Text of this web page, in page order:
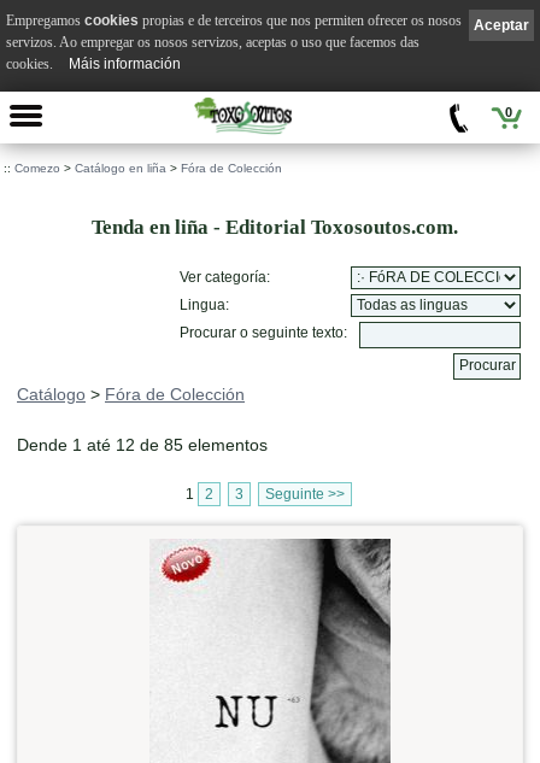
0
:: Comezo > Catálogo en liña > Fóra de Colección
Tenda en liña - Editorial Toxosoutos.com.
Ver categoría:
Lingua:
Procurar o seguinte texto:
Catálogo > Fóra de Colección
Dende 1 até 12 de 85 elementos
1 2 3 Seguinte >>
Aceptar
Empregamos cookies propias e de terceiros que nos permiten ofrecer os nosos
servizos. Ao empregar os nosos servizos, aceptas o uso que facemos das
cookies.
Máis información